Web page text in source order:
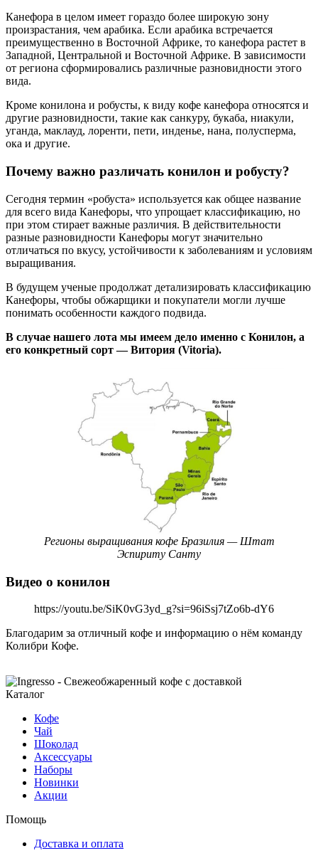
Канефора в целом имеет гораздо более широкую зону
произрастания, чем арабика. Если арабика встречается
преимущественно в Восточной Африке, то канефора растет в
Западной, Центральной и Восточной Африке. В зависимости
от региона сформировались различные разновидности этого
вида.
Кроме конилона и робусты, к виду кофе канефора относятся и
другие разновидности, такие как санкуру, букаба, ниакули,
уганда, маклауд, лоренти, пети, инденье, нана, полусперма,
ока и другие.
Почему важно различать конилон и робусту?
Сегодня термин «робуста» используется как общее название
для всего вида Канефоры, что упрощает классификацию, но
при этом стирает важные различия. В действительности
разные разновидности Канефоры могут значительно
отличаться по вкусу, устойчивости к заболеваниям и условиям
выращивания.
В будущем ученые продолжат детализировать классификацию
Канефоры, чтобы обжарщики и покупатели могли лучше
понимать особенности каждого подвида.
В случае нашего лота мы имеем дело именно с Конилон, а
его конкретный сорт — Витория (Vitoria).
Регионы выращивания кофе Бразилия — Штат
Эспириту Санту
Видео о конилон
https://youtu.be/SiK0vG3yd_g?si=96iSsj7tZo6b-dY6
Благодарим за отличный кофе и информацию о нём команду
Колибри Кофе.
Каталог
Кофе
Чай
Шоколад
Аксессуары
Наборы
Новинки
Акции
Помощь
Доставка и оплата